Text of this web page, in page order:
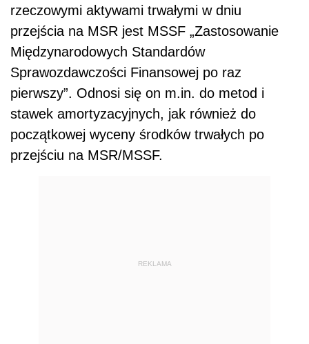
rzeczowymi aktywami trwałymi w dniu
przejścia na MSR jest MSSF „Zastosowanie
Międzynarodowych Standardów
Sprawozdawczości Finansowej po raz
pierwszy”. Odnosi się on m.in. do metod i
stawek amortyzacyjnych, jak również do
początkowej wyceny środków trwałych po
przejściu na MSR/MSSF.
REKLAMA